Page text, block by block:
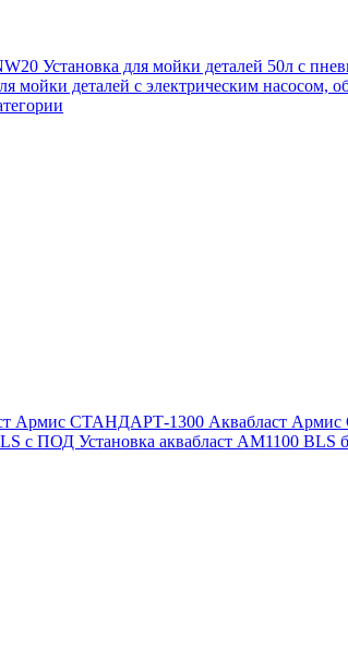
Установка для мойки деталей 50л с
мойки деталей с электрическим насосом,
Армис СТАНДАРТ-1300 Аквабласт
с ПОД Установка аквабласт AM1100 BLS